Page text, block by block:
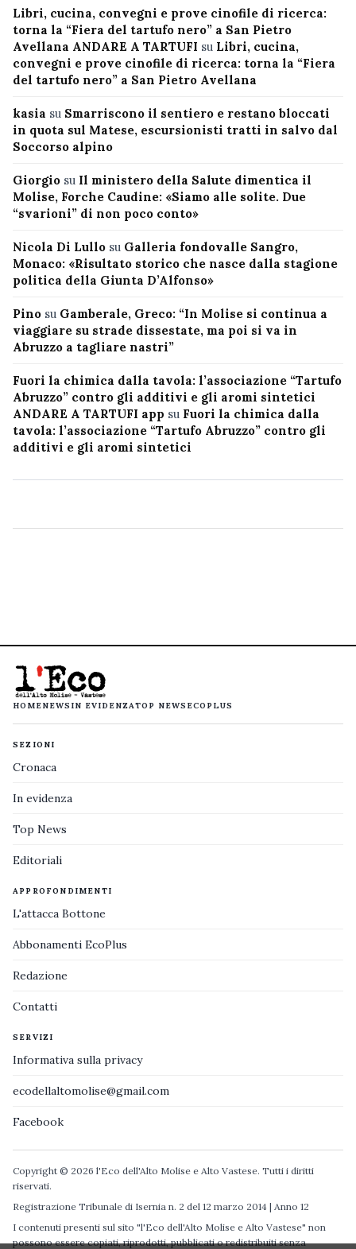
Libri, cucina, convegni e prove cinofile di ricerca:
torna la “Fiera del tartufo nero” a San Pietro
Avellana ANDARE A TARTUFI su Libri, cucina,
convegni e prove cinofile di ricerca: torna la “Fiera
del tartufo nero” a San Pietro Avellana
kasia su Smarriscono il sentiero e restano bloccati
in quota sul Matese, escursionisti tratti in salvo dal
Soccorso alpino
Giorgio su Il ministero della Salute dimentica il
Molise, Forche Caudine: «Siamo alle solite. Due
“svarioni” di non poco conto»
Nicola Di Lullo su Galleria fondovalle Sangro,
Monaco: «Risultato storico che nasce dalla stagione
politica della Giunta D’Alfonso»
Pino su Gamberale, Greco: “In Molise si continua a
viaggiare su strade dissestate, ma poi si va in
Abruzzo a tagliare nastri”
Fuori la chimica dalla tavola: l’associazione “Tartufo
Abruzzo” contro gli additivi e gli aromi sintetici
ANDARE A TARTUFI app su Fuori la chimica dalla
tavola: l’associazione “Tartufo Abruzzo” contro gli
additivi e gli aromi sintetici
HOMENEWS IN EVIDENZATOP NEWS ECOPLUS
SEZIONI
Cronaca
In evidenza
Top News
Editoriali
APPROFONDIMENTI
L'attacca Bottone
Abbonamenti EcoPlus
Redazione
Contatti
SERVIZI
Informativa sulla privacy
ecodellaltomolise@gmail.com
Facebook
Copyright © 2026 l'Eco dell'Alto Molise e Alto Vastese. Tutti i diritti
riservati.
Registrazione Tribunale di Isernia n. 2 del 12 marzo 2014 | Anno 12
I contenuti presenti sul sito "l'Eco dell'Alto Molise e Alto Vastese" non
possono essere copiati, riprodotti, pubblicati o redistribuiti senza